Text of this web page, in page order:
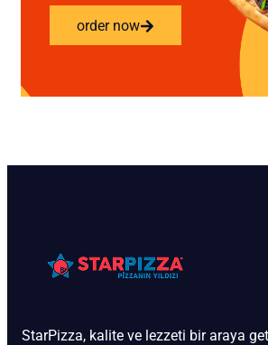
order now
StarPizza, kalite ve lezzeti bir araya